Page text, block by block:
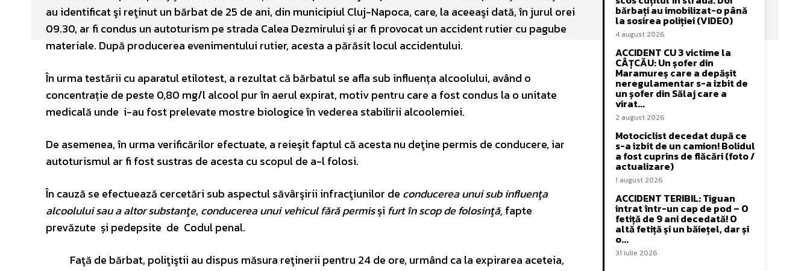
au identificat şi reţinut un bărbat de 25 de ani, din municipiul Cluj-Napoca, care, la aceeaşi dată, în jurul orei
09.30, ar fi condus un autoturism pe strada Calea Dezmirului şi ar fi provocat un accident rutier cu pagube
materiale. După producerea evenimentului rutier, acesta a părăsit locul accidentului.
În urma testării cu aparatul etilotest, a rezultat că bărbatul se afla sub influența alcoolului, având o
concentrație de peste 0,80 mg/l alcool pur în aerul expirat, motiv pentru care a fost condus la o unitate
medicală unde i-au fost prelevate mostre biologice în vederea stabilirii alcoolemiei.
De asemenea, în urma verificărilor efectuate, a reieşit faptul că acesta nu deţine permis de conducere, iar
autoturismul ar fi fost sustras de acesta cu scopul de a-l folosi.
În cauză se efectuează cercetări sub aspectul săvârşirii infracţiunilor de conducerea unui sub influenţa
alcoolului sau a altor substanţe, conducerea unui vehicul fără permisși furt în scop de folosinţă, fapte
prevăzute și pedepsite de Codul penal.
Faţă de bărbat, poliţiştii au dispus măsura reţinerii pentru 24 de ore, urmând ca la expirarea aceteia,
bărbați au imobilizat-o până
la sosirea poliției (VIDEO)
4 august 2026
ACCIDENT CU 3 victime la
CÂȚCĂU: Un șofer din
Maramureș care a depășit
neregulamentar s-a izbit de
un șofer din Sălaj care a
virat...
2 august 2026
Motociclist decedat după ce
s-a izbit de un camion! Bolidul
a fost cuprins de flăcări (foto /
actualizare)
1 august 2026
ACCIDENT TERIBIL: Tiguan
intrat într-un cap de pod – O
fetiță de 9 ani decedată! O
altă fetiță și un băiețel, dar și
o...
31 iulie 2026